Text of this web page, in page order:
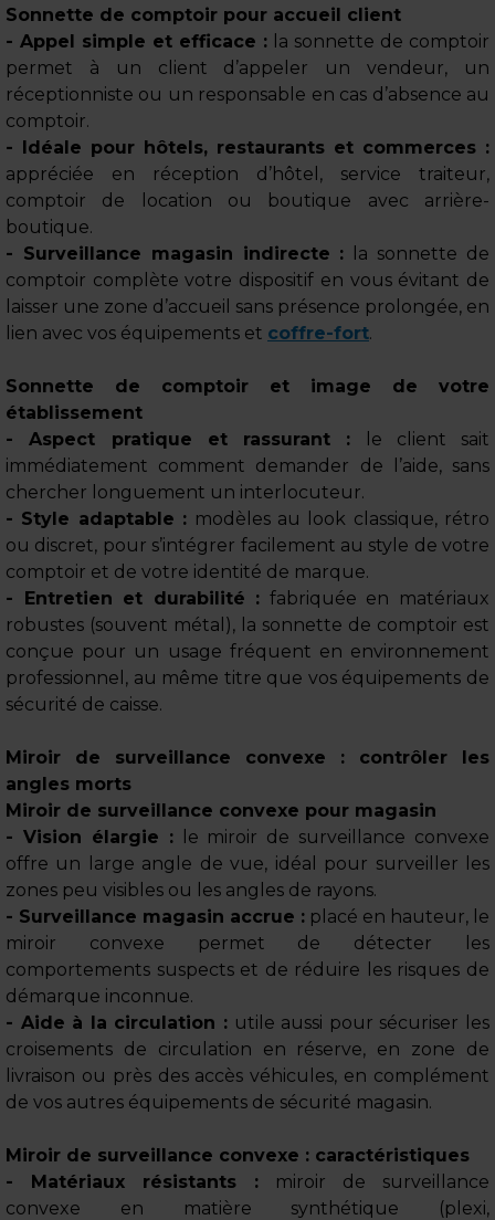
Sonnette de comptoir pour accueil client
- Appel simple et efficace : la sonnette de comptoir
permet à un client d’appeler un vendeur, un
réceptionniste ou un responsable en cas d’absence au
comptoir.
- Idéale pour hôtels, restaurants et commerces :
appréciée en réception d’hôtel, service traiteur,
comptoir de location ou boutique avec arrière-
boutique.
- Surveillance magasin indirecte : la sonnette de
comptoir complète votre dispositif en vous évitant de
laisser une zone d’accueil sans présence prolongée, en
lien avec vos équipements et coffre-fort.
Sonnette de comptoir et image de votre
établissement
- Aspect pratique et rassurant : le client sait
immédiatement comment demander de l’aide, sans
chercher longuement un interlocuteur.
- Style adaptable : modèles au look classique, rétro
ou discret, pour s’intégrer facilement au style de votre
comptoir et de votre identité de marque.
- Entretien et durabilité : fabriquée en matériaux
robustes (souvent métal), la sonnette de comptoir est
conçue pour un usage fréquent en environnement
professionnel, au même titre que vos équipements de
sécurité de caisse.
Miroir de surveillance convexe : contrôler les
angles morts
Miroir de surveillance convexe pour magasin
- Vision élargie :le miroir de surveillance convexe
offre un large angle de vue, idéal pour surveiller les
zones peu visibles ou les angles de rayons.
- Surveillance magasin accrue : placé en hauteur, le
miroir convexe permet de détecter les
comportements suspects et de réduire les risques de
démarque inconnue.
- Aide à la circulation : utile aussi pour sécuriser les
croisements de circulation en réserve, en zone de
livraison ou près des accès véhicules, en complément
de vos autres équipements de sécurité magasin.
Miroir de surveillance convexe : caractéristiques
- Matériaux résistants : miroir de surveillance
convexe en matière synthétique (plexi,